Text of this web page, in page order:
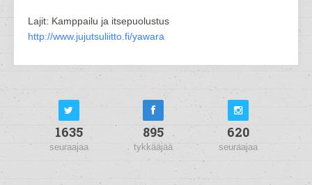
Lajit: Kamppailu ja itsepuolustus
http://www.jujutsuliitto.fi/yawara
1635
seuraajaa
895
tykkääjää
620
seuraajaa